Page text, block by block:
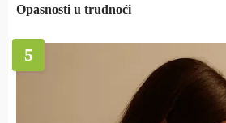
Opasnosti u trudnoći
5